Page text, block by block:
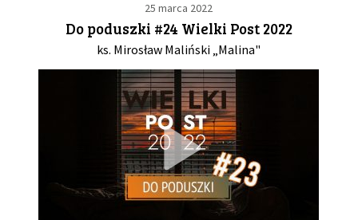
25 marca 2022
Do poduszki #24 Wielki Post 2022
ks. Mirosław Maliński „Malina"